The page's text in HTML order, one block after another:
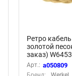
Ретро
золотой
заказ)
Арт.: a050809